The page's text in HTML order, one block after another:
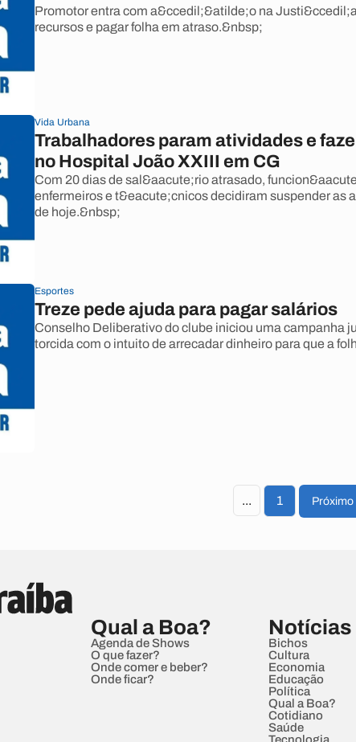
Promotor entra com a&ccedil;&atilde;o na
recursos e pagar folha em atraso.&nbsp;
Vida Urbana
Trabalhadores param atividades e
no Hospital João XXIII em CG
Com 20 dias de sal&aacute;rio atrasado,
enfermeiros e t&eacute;cnicos decidiram suspender as
de hoje.&nbsp;
Esportes
Treze pede ajuda para pagar salários
Conselho Deliberativo do clube iniciou uma campanha
torcida com o intuito de arrecadar dinheiro para que a
... 1 Próximo
Qual a Boa?
Agenda de Shows
O que fazer?
Onde comer e beber?
Onde ficar?
Notícias
Bichos
Cultura
Economia
Educação
Política
Qual a Boa?
Cotidiano
Saúde